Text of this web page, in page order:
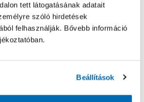
tett látogatásának adatait
szóló hirdetések
felhasználják. Bővebb információ
Beállítások